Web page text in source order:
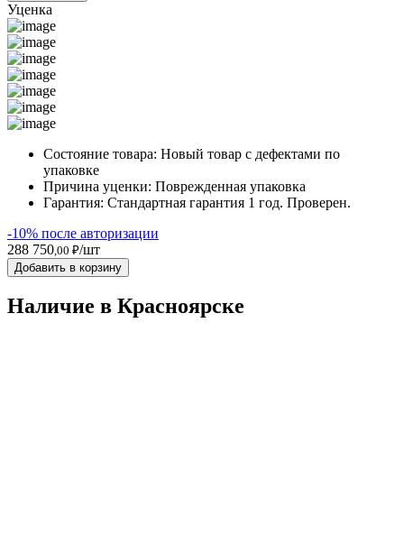
Уценка
Состояние товара: Новый товар с дефектами по
упаковке
Причина уценки: Поврежденная упаковка
Гарантия: Стандартная гарантия 1 год. Проверен.
-10% после авторизации
288 750 ,00 ₽/шт
Добавить в корзину
Наличие в Красноярскe